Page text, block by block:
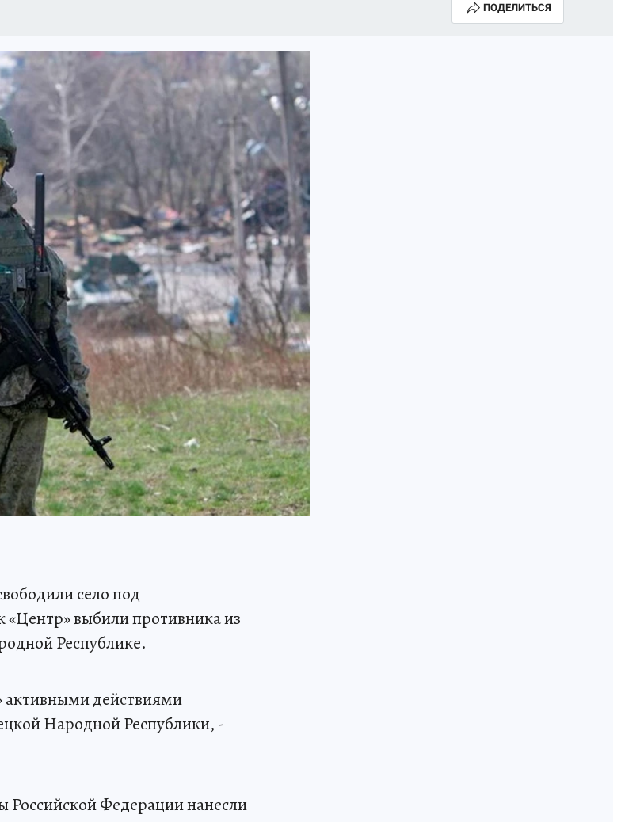
ПОДЕЛИТЬСЯ
село под
выбили противника из
Республике.
активными действиями
Народной Республики, -
Российской Федерации нанесли